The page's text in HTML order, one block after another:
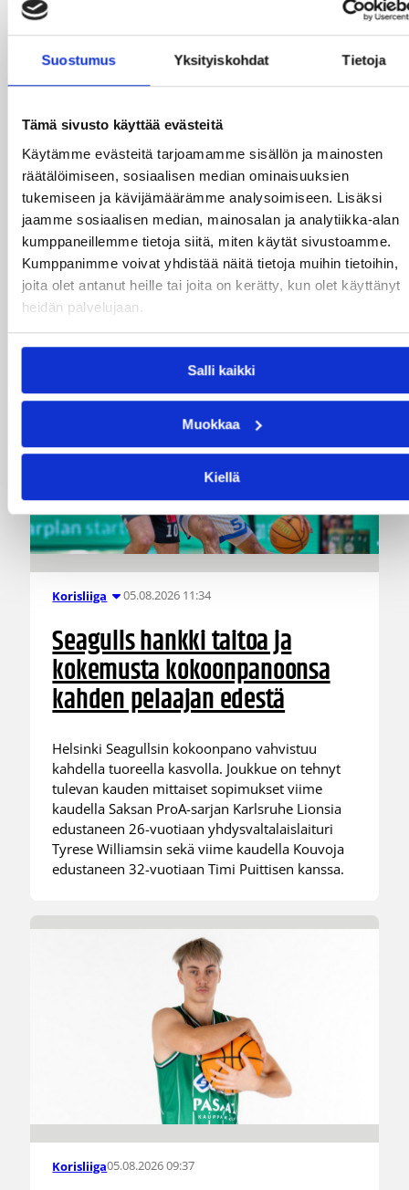
Suostumus Yksityiskohdat Tietoja
Tämä sivusto käyttää evästeitä
Käytämme evästeitä tarjoamamme sisällön ja mainosten
räätälöimiseen, sosiaalisen median ominaisuuksien
tukemiseen ja kävijämäärämme analysoimiseen. Lisäksi
jaamme sosiaalisen median, mainosalan ja analytiikka-alan
kumppaneillemme tietoja siitä, miten käytät sivustoamme.
Kumppanimme voivat yhdistää näitä tietoja muihin tietoihin,
joita olet antanut heille tai joita on kerätty, kun olet käyttänyt
heidän palvelujaan.
Salli kaikki
Muokkaa
Kiellä
Daniel Dolenc KTP-Basketin
haaviin
Dolenc on rakentanut pitkän ammattilaisuran
Suomen lisäksi Ranskassa, Itävallassa,
Liettuassa, Romaniassa, Bosniassa ja viimeksi
Islannissa.
Korisliiga 05.08.2026 11:34
Seagulls hankki taitoa ja
kokemusta kokoonpanoonsa
kahden pelaajan edestä
Helsinki Seagullsin kokoonpano vahvistuu
kahdella tuoreella kasvolla. Joukkue on tehnyt
tulevan kauden mittaiset sopimukset viime
kaudella Saksan ProA-sarjan Karlsruhe Lionsia
edustaneen 26-vuotiaan yhdysvaltalaislaituri
Tyrese Williamsin sekä viime kaudella Kouvoja
edustaneen 32-vuotiaan Timi Puittisen kanssa.
Korisliiga05.08.2026 09:37